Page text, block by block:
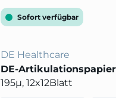
Sofort verfügbar
DE Healthcare
DE-Artikulationspapier
195µ, 12x12Blatt